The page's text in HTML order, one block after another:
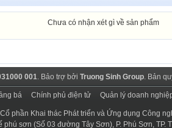
Chưa có nhận xét gì về sản phẩm
001. Bảo trợ bởi Truong Sinh Group. Bản
bá Chính phủ điện tử Quản lý doanh
phần Khai thác Phát triển và Ứng dụng Công
sơn (Số 03 đường Tây Sơn), P. Phú Sơn, TP.